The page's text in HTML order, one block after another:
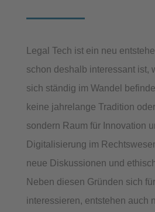
Legal Tech ist ein neu
schon deshalb interessant ist,
sich ständig im Wandel
keine jahrelange Tradition
sondern Raum für Innovation
Digitalisierung im
neue Diskussionen und
Neben diesen Gründen sich
interessieren, entstehen auch